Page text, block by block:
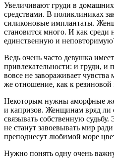
Увеличивают груди в
средствами. В поликлиниках
силиконовые имплантаты.
становится много. И как среди
единственную и
Ведь очень часто девушка
привлекательности: и груди,
вовсе не завораживает
же отношение, как к резиновой
Некоторым нужны аморфные
и капризов. Женщинам вряд ли
связывать собственную
не станут завоевывать мир
преподнесут любимой море
Нужно понять одну очень